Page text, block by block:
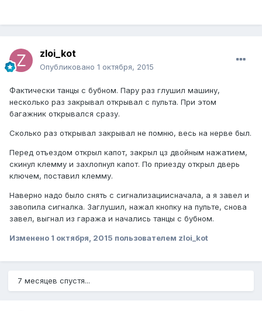
zloi_kot
Опубликовано 1 октября, 2015
Фактически танцы с бубном. Пару раз глушил машину,
несколько раз закрывал открывал с пульта. При этом
багажник открывался сразу.
Сколько раз открывал закрывал не помню, весь на нерве был.
Перед отъездом открыл капот, закрыл цз двойным нажатием,
скинул клемму и захлопнул капот. По приезду открыл дверь
ключем, поставил клемму.
Наверно надо было снять с сигнализациисначала, а я завел и
завопила сигналка. Заглушил, нажал кнопку на пульте, снова
завел, выгнал из гаража и начались танцы с бубном.
Изменено 1 октября, 2015 пользователем zloi_kot
7 месяцев спустя...